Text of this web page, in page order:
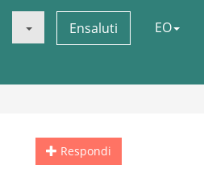
Ensaluti EO
Respondi